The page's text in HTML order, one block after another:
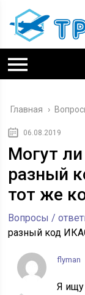
Главная ›
06.08.2019
Могут
разный
тот же
Вопросы /
разный код
flyman
Я